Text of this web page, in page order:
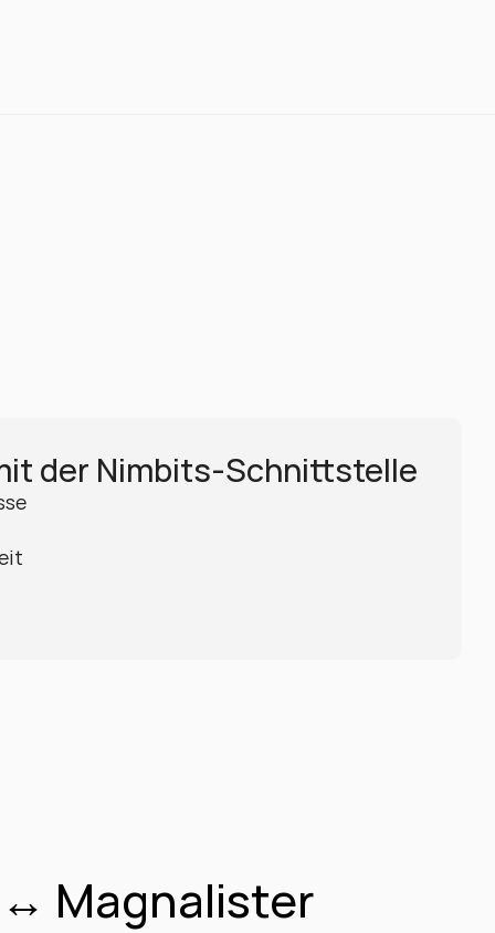
der Nimbits-Schnittstelle
Magnalister